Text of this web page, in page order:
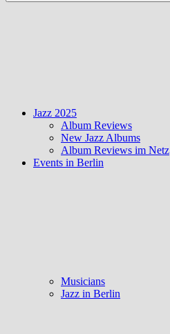
Jazz 2025
Album Reviews
New Jazz Albums
Album Reviews im Netz
Events in Berlin
Musicians
Jazz in Berlin